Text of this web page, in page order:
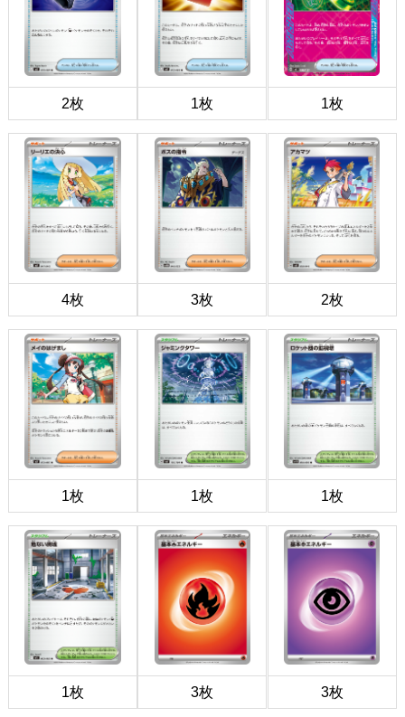
2枚 1枚 1枚
4枚 3枚 2枚
1枚 1枚 1枚
1枚 3枚 3枚